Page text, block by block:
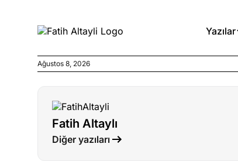
Yazılar
Ağustos 8, 2026
Fatih Altaylı
Diğer yazıları